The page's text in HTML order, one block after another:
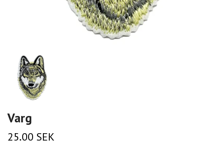
Varg
25.00 SEK